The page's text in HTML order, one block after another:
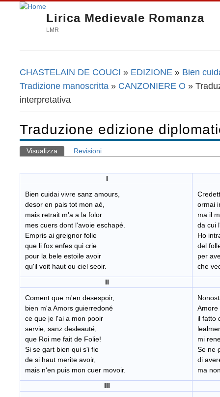
Lirica Medievale Romanza
LMR
Tu sei qui
CHASTELAIN DE COUCI » EDIZIONE » Bien
Tradizione manoscritta » CANZONIERE O »
interpretativa
Traduzione edizione
Schede primarie
Visualizza (scheda attiva)
Revisioni
I
Bien cuidai vivre sanz amours,
desor en pais tot mon aé,
mais retrait m'a a la folor
mes cuers dont l'avoie eschapé.
Empris ai greignor folie
que li fox enfes qui crie
pour la bele estoile avoir
qu'il voit haut ou ciel seoir.
ormai
ma il
da cui
Ho
del
per
che
II
Coment que m'en desespoir,
bien m'a Amors guierredoné
ce que je l'ai a mon pooir
servie, sanz desleauté,
que Roi me fait de Folie!
Si se gart bien qui s'i fie
de si haut merite avoir,
mais n'en puis mon cuer movoir.
Amore
il fatto
mi
Se ne
di
ma
III